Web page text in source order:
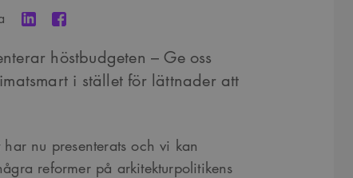
höstbudgeten – Ge oss
i stället för lättnader att
nu presenterats och vi kan
reformer på arkitekturpolitikens